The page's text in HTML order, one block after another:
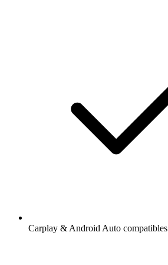
Carplay & Android Auto compatibles